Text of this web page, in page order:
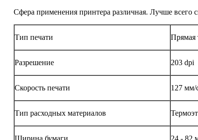
Сфера применения принтера различная. Лучше всего
Тип печати Прямая
Разрешение 203 dpi
Скорость печати 127 мм/
Тип расходных материалов
Ширина бумаги 24 - 82